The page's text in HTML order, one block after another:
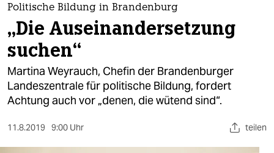
themen
politik
öko
gesellschaft
sport
Politische Bildung in Brandenburg
„Die Auseinandersetzung
suchen“
Martina Weyrauch, Chefin der Brandenburger
Landeszentrale für politische Bildung, fordert
Achtung auch vor „denen, die wütend sind“.
11.8.2019 9:00 Uhr teilen